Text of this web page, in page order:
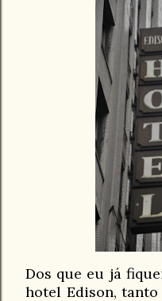
Dos que eu já
hotel Edison,